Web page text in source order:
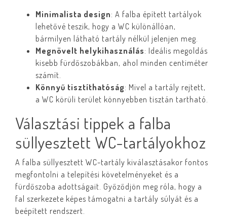
Minimalista design: A falba épített tartályok
lehetővé teszik, hogy a WC különállóan,
bármilyen látható tartály nélkül jelenjen meg.
Megnövelt helykihasználás: Ideális megoldás
kisebb fürdőszobákban, ahol minden centiméter
számít.
Könnyű tisztíthatóság: Mivel a tartály rejtett,
a WC körüli terület könnyebben tisztán tartható.
Választási tippek a falba
süllyesztett WC-tartályokhoz
A falba süllyesztett WC-tartály kiválasztásakor fontos
megfontolni a telepítési követelményeket és a
fürdőszoba adottságait. Győződjön meg róla, hogy a
fal szerkezete képes támogatni a tartály súlyát és a
beépített rendszert.